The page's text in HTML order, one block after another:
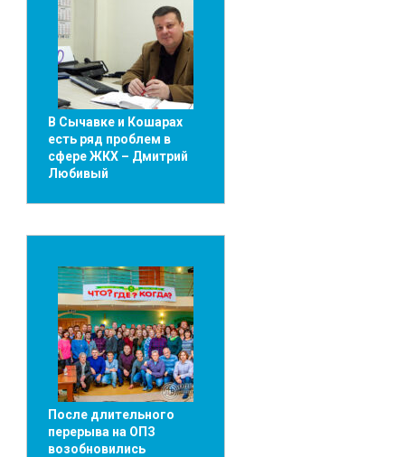
В Сычавке и Кошарах
есть ряд проблем в
сфере ЖКХ – Дмитрий
Любивый
После длительного
перерыва на ОПЗ
возобновились